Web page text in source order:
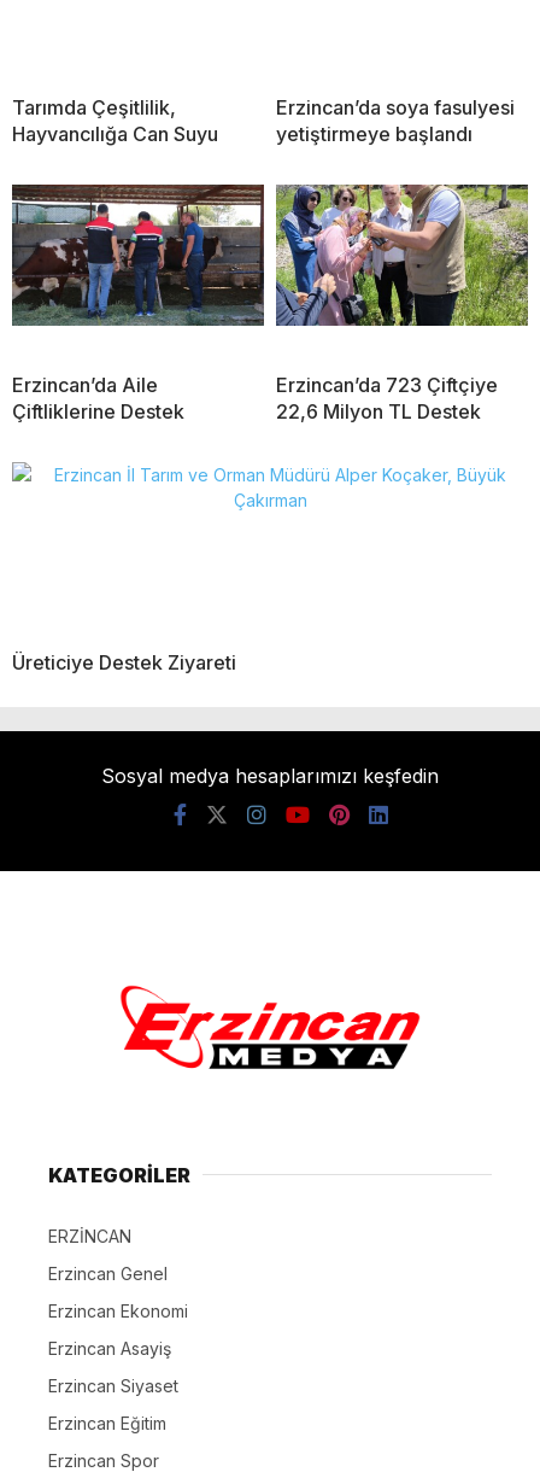
Tarımda Çeşitlilik,
Hayvancılığa Can Suyu
Erzincan’da soya fasulyesi
yetiştirmeye başlandı
Erzincan’da Aile
Çiftliklerine Destek
Erzincan’da 723 Çiftçiye
22,6 Milyon TL Destek
Üreticiye Destek Ziyareti
Sosyal medya hesaplarımızı keşfedin
KATEGORİLER
ERZİNCAN
Erzincan Genel
Erzincan Ekonomi
Erzincan Asayiş
Erzincan Siyaset
Erzincan Eğitim
Erzincan Spor